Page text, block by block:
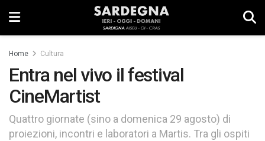
Home Cultura
Entra nel vivo il festival
CineMartist
Quattro giornate (sino a domenica 29 agosto) di
proiezioni, incontri e laboratori a Martis. Tra gli ospiti